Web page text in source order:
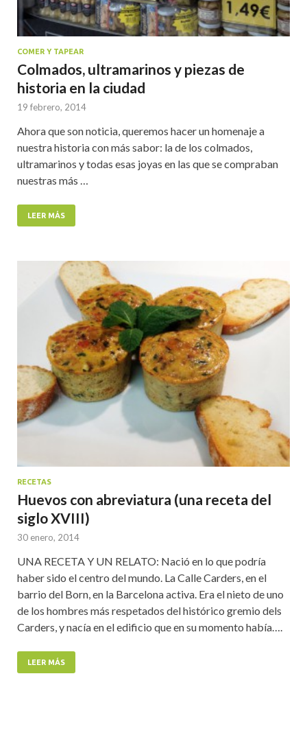
COMER Y TAPEAR
Colmados, ultramarinos y piezas de
historia en la ciudad
19 febrero, 2014
Ahora que son noticia, queremos hacer un homenaje a
nuestra historia con más sabor: la de los colmados,
ultramarinos y todas esas joyas en las que se compraban
nuestras más …
LEER MÁS
RECETAS
Huevos con abreviatura (una receta del
siglo XVIII)
30 enero, 2014
UNA RECETA Y UN RELATO: Nació en lo que podría
haber sido el centro del mundo. La Calle Carders, en el
barrio del Born, en la Barcelona activa. Era el nieto de uno
de los hombres más respetados del histórico gremio dels
Carders, y nacía en el edificio que en su momento había….
LEER MÁS